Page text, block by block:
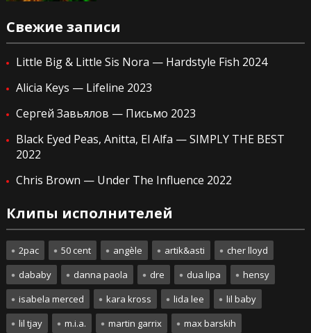
Свежие записи
Little Big & Little Sis Nora — Hardstyle Fish 2024
Alicia Keys — Lifeline 2023
Сергей Завьялов — Письмо 2023
Black Eyed Peas, Anitta, El Alfa — SIMPLY THE BEST
2022
Chris Brown — Under The Influence 2022
Клипы исполнителей
2pac 50 cent angèle artik&asti
cher lloyd
dababy
danna paola dre dua lipa
hensy
isabela merced
kara kross lida lee
lil baby
lil tjay
m.i.a. martin garrix max barskih